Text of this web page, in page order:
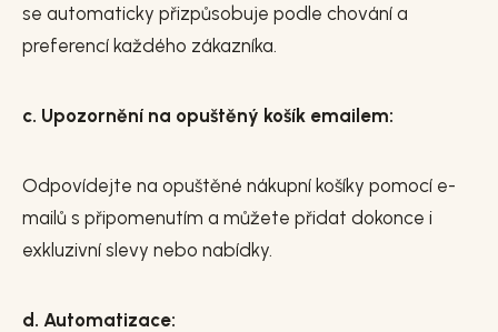
se automaticky přizpůsobuje podle chování a
preferencí každého zákazníka.
c. Upozornění na opuštěný košík emailem:
Odpovídejte na opuštěné nákupní košíky pomocí e-
mailů s připomenutím a můžete přidat dokonce i
exkluzivní slevy nebo nabídky.
d. Automatizace: